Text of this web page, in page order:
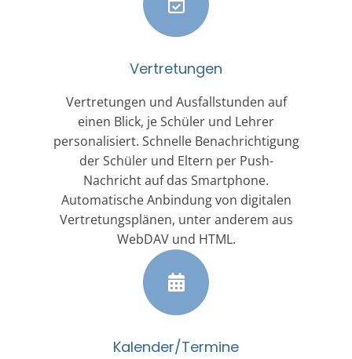
Vertretungen
Vertretungen und Ausfallstunden auf
einen Blick, je Schüler und Lehrer
personalisiert. Schnelle Benachrichtigung
der Schüler und Eltern per Push-
Nachricht auf das Smartphone.
Automatische Anbindung von digitalen
Vertretungsplänen, unter anderem aus
WebDAV und HTML.
Kalender/Termine